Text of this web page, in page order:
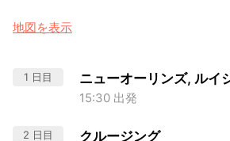
地図を表示
1 日目 ニューオーリンズ, ルイ
15:30 出発
2 日目 クルージング